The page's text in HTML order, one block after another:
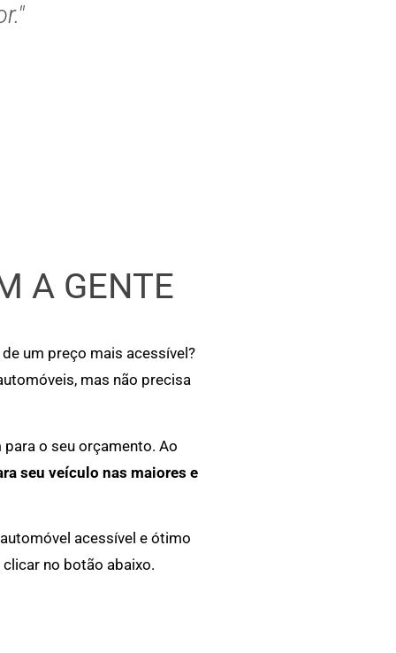
A GENTE
um preço mais acessível?
mas não precisa
o seu orçamento. Ao
seu veículo nas maiores e
acessível e ótimo
no botão abaixo.